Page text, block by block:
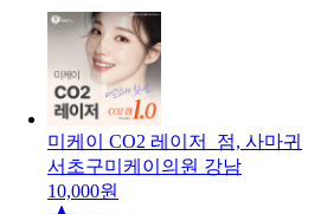
미케이 CO2 레이저_점, 사마귀
서초구미케이의원 강남
10,000원